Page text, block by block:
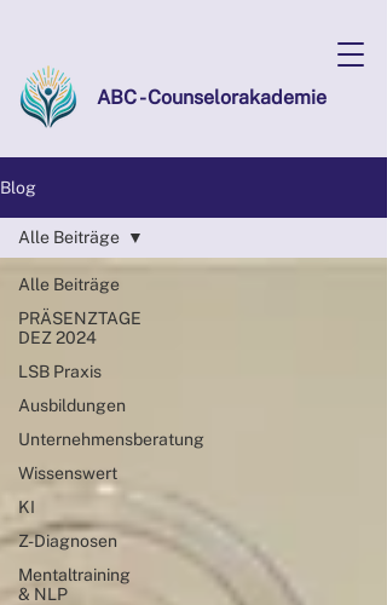
ABC - Counselorakademie
Blog
Alle Beiträge
PRÄSENZTAGE
DEZ 2024
LSB Praxis
Ausbildungen
Unternehmensberatung
Wissenswert
KI
Z-Diagnosen
Mentaltraining
& NLP
Alle Beiträge